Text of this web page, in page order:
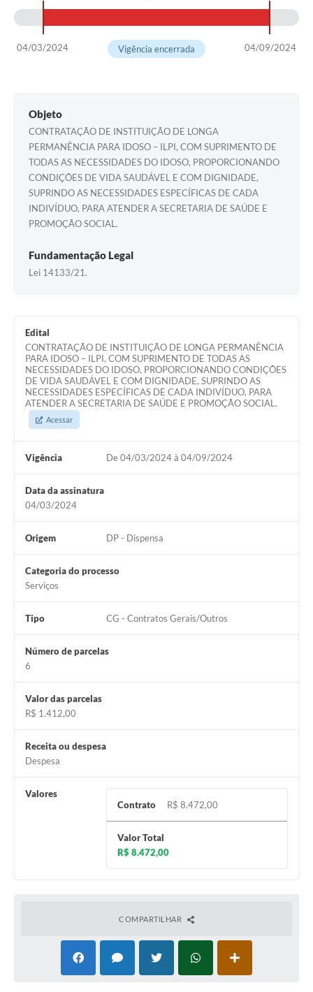
04/03/2024 04/09/2024
Vigência encerrada
Objeto
CONTRATAÇÃO DE INSTITUIÇÃO DE LONGA
PERMANÊNCIA PARA IDOSO – ILPI, COM SUPRIMENTO DE
TODAS AS NECESSIDADES DO IDOSO, PROPORCIONANDO
CONDIÇÕES DE VIDA SAUDÁVEL E COM DIGNIDADE,
SUPRINDO AS NECESSIDADES ESPECÍFICAS DE CADA
INDIVÍDUO, PARA ATENDER A SECRETARIA DE SAÚDE E
PROMOÇÃO SOCIAL.
Fundamentação Legal
Lei 14133/21.
Edital
CONTRATAÇÃO DE INSTITUIÇÃO DE LONGA PERMANÊNCIA
PARA IDOSO – ILPI, COM SUPRIMENTO DE TODAS AS
NECESSIDADES DO IDOSO, PROPORCIONANDO CONDIÇÕES
DE VIDA SAUDÁVEL E COM DIGNIDADE, SUPRINDO AS
NECESSIDADES ESPECÍFICAS DE CADA INDIVÍDUO, PARA
ATENDER A SECRETARIA DE SAÚDE E PROMOÇÃO SOCIAL.
Acessar
Vigência De 04/03/2024 à 04/09/2024
Data da assinatura
04/03/2024
Origem DP - Dispensa
Categoria do processo
Serviços
Tipo CG - Contratos Gerais/Outros
Número de parcelas
6
Valor das parcelas
R$ 1.412,00
Receita ou despesa
Despesa
Valores
Contrato
R$ 8.472,00
Valor Total
R$ 8.472,00
COMPARTILHAR